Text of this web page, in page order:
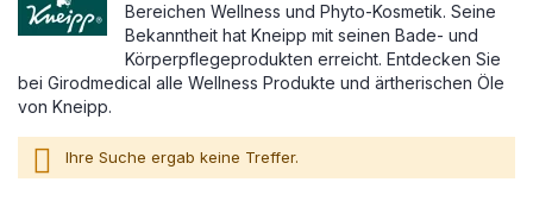
Bereichen Wellness und Phyto-Kosmetik. Seine
Bekanntheit hat Kneipp mit seinen Bade- und
Körperpflegeprodukten erreicht. Entdecken Sie
bei Girodmedical alle Wellness Produkte und ärtherischen Öle
von Kneipp.
Ihre Suche ergab keine Treffer.